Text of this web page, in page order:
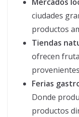
ciudades
productos
Tiendas
ofrecen
Ferias
Donde
productos